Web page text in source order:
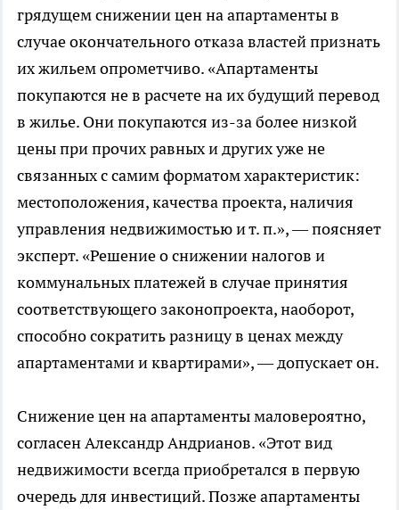
грядущем снижении цен на апартаменты в
случае окончательного отказа властей признать
их жильем опрометчиво. «Апартаменты
покупаются не в расчете на их будущий перевод
в жилье. Они покупаются из-за более низкой
цены при прочих равных и других уже не
связанных с самим форматом характеристик:
местоположения, качества проекта, наличия
управления недвижимостью и т. п.», — поясняет
эксперт. «Решение о снижении налогов и
коммунальных платежей в случае принятия
соответствующего законопроекта, наоборот,
способно сократить разницу в ценах между
апартаментами и квартирами», — допускает он.
Снижение цен на апартаменты маловероятно,
согласен Александр Андрианов. «Этот вид
недвижимости всегда приобретался в первую
очередь для инвестиций. Позже апартаменты